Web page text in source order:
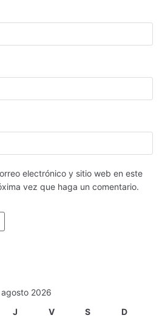
electrónico y sitio web en este
vez que haga un comentario.
agosto 2026
J V S D